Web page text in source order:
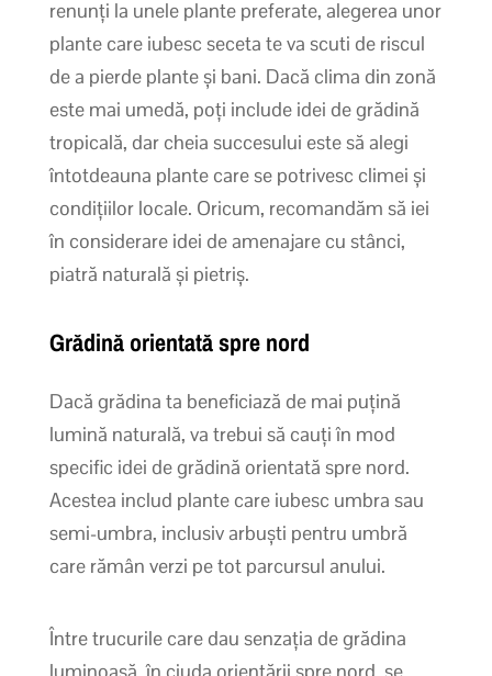
renunți la unele plante preferate, alegerea unor
plante care iubesc seceta te va scuti de riscul
de a pierde plante și bani. Dacă clima din zonă
este mai umedă, poți include idei de grădină
tropicală, dar cheia succesului este să alegi
întotdeauna plante care se potrivesc climei și
condițiilor locale. Oricum, recomandăm să iei
în considerare idei de amenajare cu stânci,
piatră naturală și pietriș.
Grădină orientată spre nord
Dacă grădina ta beneficiază de mai puțină
lumină naturală, va trebui să cauți în mod
specific idei de grădină orientată spre nord.
Acestea includ plante care iubesc umbra sau
semi-umbra, inclusiv arbuști pentru umbră
care rămân verzi pe tot parcursul anului.
Între trucurile care dau senzația de grădina
luminoasă, în ciuda orientării spre nord, se